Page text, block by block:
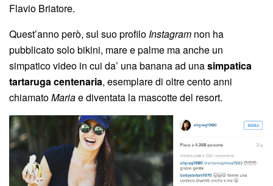
Flavio Briatore.
Quest’anno però, sul suo profiloInstagram non ha
pubblicato solo bikini, mare e palme ma anche un
simpatico video in cui da’ una banana ad unasimpatica
tartaruga centenaria, esemplare di oltre cento anni
chiamatoMariae diventata la mascotte del resort.